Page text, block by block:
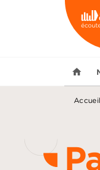
MENU
home
Accueil